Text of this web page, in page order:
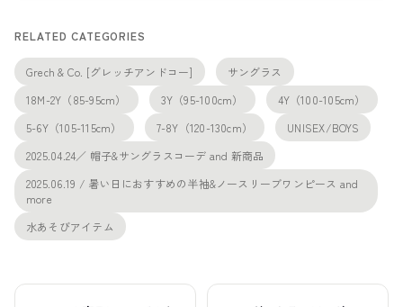
RELATED CATEGORIES
Grech & Co. [グレッチアンドコー]
サングラス
18M-2Y（85-95cm）
3Y（95-100cm）
4Y（100-105cm）
5-6Y（105-115cm）
7-8Y（120-130cm）
UNISEX/BOYS
2025.04.24／ 帽子&サングラスコーデ and 新商品
2025.06.19 / 暑い日におすすめの半袖&ノースリーブワンピース and
more
水あそびアイテム